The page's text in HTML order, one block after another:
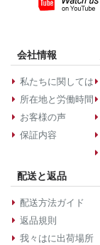
会社情報
私たちに関しては
所在地と労働時間
お客様の声
保証内容
配送と返品
配送方法ガイド
返品規則
我々はに出荷場所